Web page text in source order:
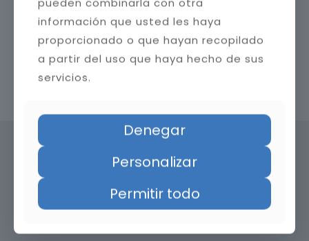
Precio de reformar el baño en
Málaga
información que usted les haya
proporcionado o que hayan recopilado
a partir del uso que haya hecho de sus
servicios.
Denegar
Personalizar
Permitir todo